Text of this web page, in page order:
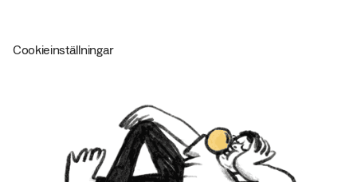
Cookieinställningar